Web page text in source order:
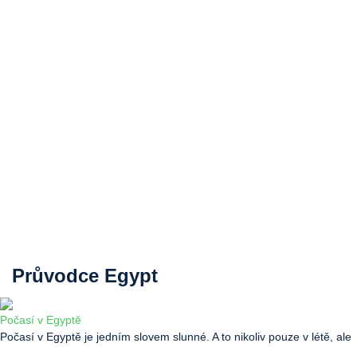
Průvodce Egypt
Počasí v Egyptě
Počasí v Egyptě je jedním slovem slunné. A to nikoliv pouze v létě, ale